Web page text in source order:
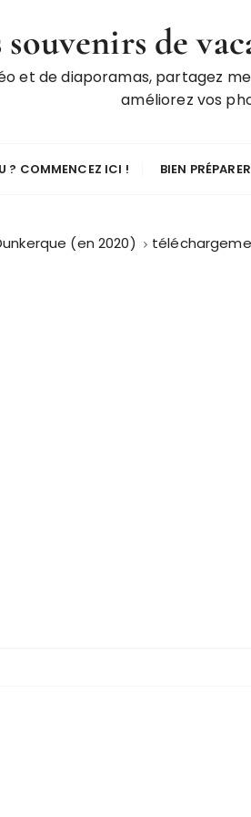
de
et de diaporamas, partagez
améliorez vos
? COMMENCEZ ICI ! BIEN
(en 2020)